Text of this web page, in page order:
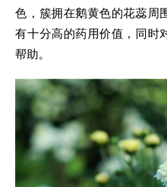
色，簇拥在鹅黄色的花蕊周
有十分高的药用价值，同时
帮助。